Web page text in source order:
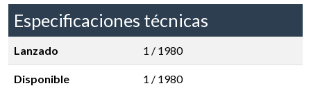
Especificaciones técnicas
Lanzado 1 / 1980
Disponible 1 / 1980